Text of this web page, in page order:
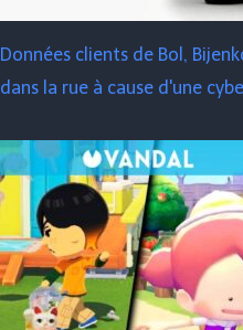
Données clients de Bol,
dans la rue à cause d'une